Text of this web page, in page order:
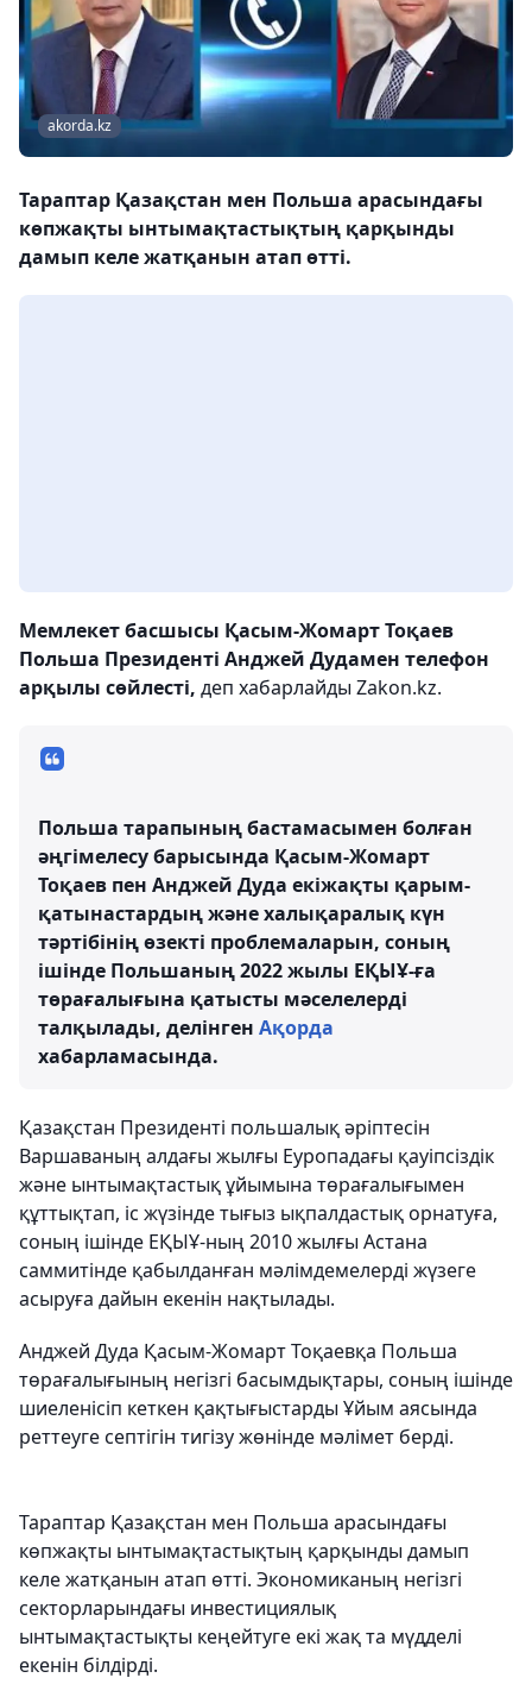
akorda.kz
Тараптар Қазақстан мен Польша арасындағы
көпжақты ынтымақтастықтың қарқынды
дамып келе жатқанын атап өтті.
Мемлекет басшысы Қасым-Жомарт Тоқаев
Польша Президенті Анджей Дудамен телефон
арқылы сөйлесті, деп хабарлайды Zakon.kz.
Польша тарапының бастамасымен болған
әңгімелесу барысында Қасым-Жомарт
Тоқаев пен Анджей Дуда екіжақты қарым-
қатынастардың және халықаралық күн
тәртібінің өзекті проблемаларын, соның
ішінде Польшаның 2022 жылы ЕҚЫҰ-ға
төрағалығына қатысты мәселелерді
талқылады, делінген Ақорда
хабарламасында.
Қазақстан Президенті польшалық әріптесін
Варшаваның алдағы жылғы Еуропадағы қауіпсіздік
және ынтымақтастық ұйымына төрағалығымен
құттықтап, іс жүзінде тығыз ықпалдастық орнатуға,
соның ішінде ЕҚЫҰ-ның 2010 жылғы Астана
саммитінде қабылданған мәлімдемелерді жүзеге
асыруға дайын екенін нақтылады.
Анджей Дуда Қасым-Жомарт Тоқаевқа Польша
төрағалығының негізгі басымдықтары, соның ішінде
шиеленісіп кеткен қақтығыстарды Ұйым аясында
реттеуге септігін тигізу жөнінде мәлімет берді.
Тараптар Қазақстан мен Польша арасындағы
көпжақты ынтымақтастықтың қарқынды дамып
келе жатқанын атап өтті. Экономиканың негізгі
секторларындағы инвестициялық
ынтымақтастықты кеңейтуге екі жақ та мүдделі
екенін білдірді.